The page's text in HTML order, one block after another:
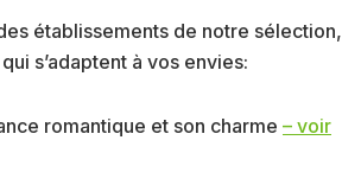
établissements de notre sélection,
s’adaptent à vos envies:
romantique et son charme – voir